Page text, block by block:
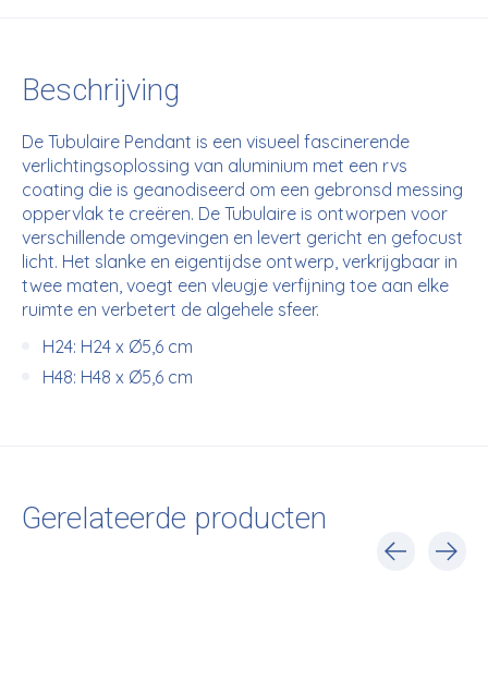
Beschrijving
De Tubulaire Pendant is een visueel fascinerende
verlichtingsoplossing van aluminium met een rvs
coating die is geanodiseerd om een gebronsd messing
oppervlak te creëren. De Tubulaire is ontworpen voor
verschillende omgevingen en levert gericht en gefocust
licht. Het slanke en eigentijdse ontwerp, verkrijgbaar in
twee maten, voegt een vleugje verfijning toe aan elke
ruimte en verbetert de algehele sfeer.
H24: H24 x Ø5,6 cm
H48: H48 x Ø5,6 cm
Gerelateerde producten